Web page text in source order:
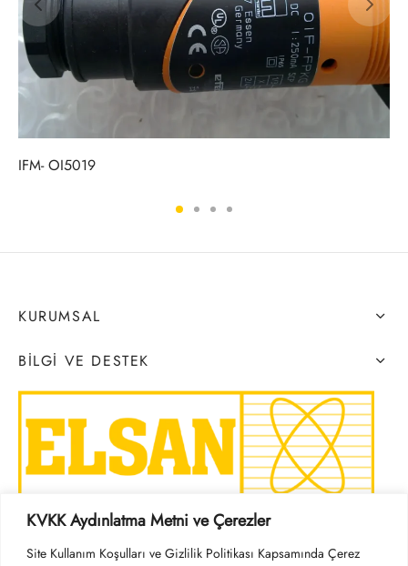
KVKK Aydınlatma Metni ve Çerezler
Site Kullanım Koşulları ve Gizlilik Politikası Kapsamında Çerez
IFM- OI5019
KURUMSAL
BILGI VE DESTEK
SOSYAL MEDYA